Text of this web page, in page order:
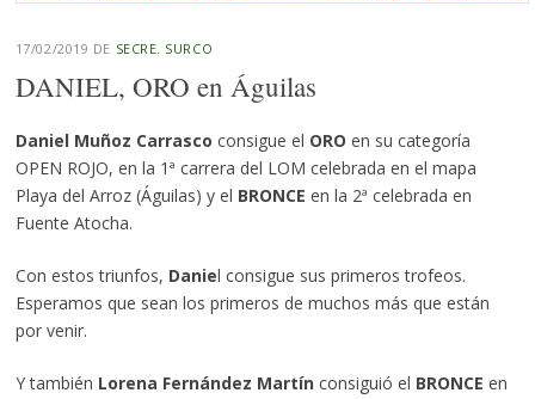
17/02/2019 DE SECRE. SURCO
DANIEL, ORO en Águilas
Daniel Muñoz Carrasco consigue el ORO en su categoría
OPEN ROJO, en la 1ª carrera del LOM celebrada en el mapa
Playa del Arroz (Águilas) y el BRONCE en la 2ª celebrada en
Fuente Atocha.
Con estos triunfos, Daniel consigue sus primeros trofeos.
Esperamos que sean los primeros de muchos más que están
por venir.
Y también Lorena Fernández Martínconsiguió el BRONCE en